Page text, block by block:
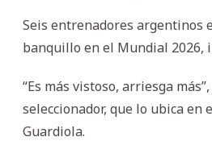
Seis entrenadores argentinos
banquillo en el Mundial 2026,
“Es más vistoso, arriesga
seleccionador, que lo ubica en
Guardiola.